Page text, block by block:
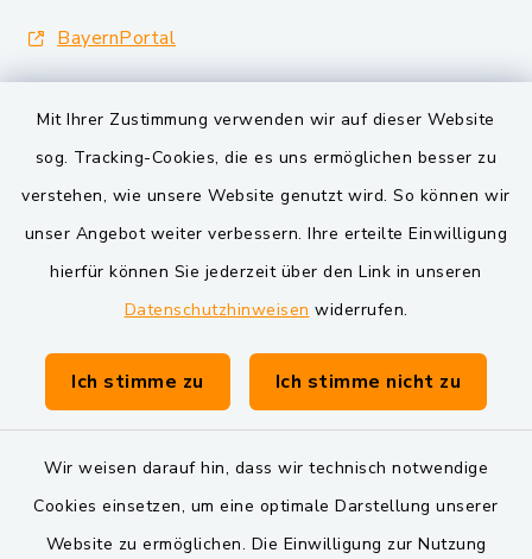
Mit Ihrer Zustimmung verwenden wir auf dieser Website
sog. Tracking-Cookies, die es uns ermöglichen besser zu
verstehen, wie unsere Website genutzt wird. So können wir
unser Angebot weiter verbessern. Ihre erteilte Einwilligung
hierfür können Sie jederzeit über den Link in unseren
Datenschutzhinweisen widerrufen.
Ich stimme zu Ich stimme nicht zu
Wir weisen darauf hin, dass wir technisch notwendige
Cookies einsetzen, um eine optimale Darstellung unserer
Website zu ermöglichen. Die Einwilligung zur Nutzung
BayernPortal
Landkreis Schwandorf
VG und Gemeinden
Markt Schwarzenfeld
Gemeinde Schwarzach bei Nabburg
Verwaltungsgemeinschaft Schwarzenfeld